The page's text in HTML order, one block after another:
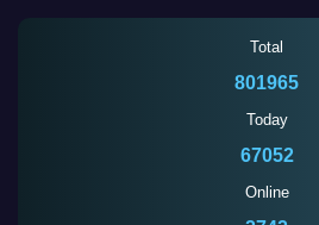
Total
801965
Today
67052
Online